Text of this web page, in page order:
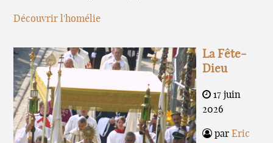
Découvrir l'homélie
La Fête-
Dieu
17 juin
2026
parEric